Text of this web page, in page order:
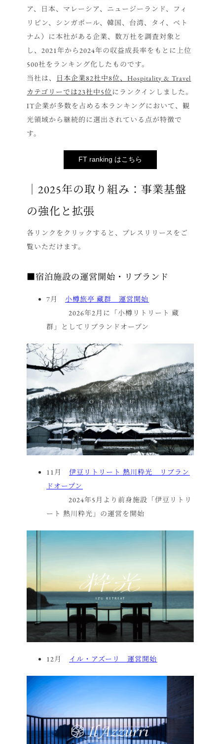
ア、日本、マレーシア、ニュージーランド、フィ
リピン、シンガポール、韓国、台湾、タイ、ベト
ナム）に本社がある企業、数万社を調査対象と
し、2021年から2024年の収益成長率をもとに上位
500社をランキング化したものです。
当社は、 日本企業82社中8位、Hospitality & Travel
カテゴリーでは23社中5位 にランクインしました。
IT企業が多数を占める本ランキングにおいて、観
光領域から継続的に選出されている点が特徴で
す。
FT ranking はこちら
｜2025年の取り組み：事業基盤
の強化と拡張
各リンクをクリックすると、プレスリリースをご
覧いただけます。
■宿泊施設の運営開始・リブランド
7月小樽旅亭 藏群 運営開始
2026年2月に「小樽リトリート 蔵
群」としてリブランドオープン
11月伊豆リトリート 熱川粋光 リブラン
ドオープン
2024年5月より前身施設「伊豆リトリ
ート 熱川粋光」の運営を開始
12月 イル・アズーリ 運営開始